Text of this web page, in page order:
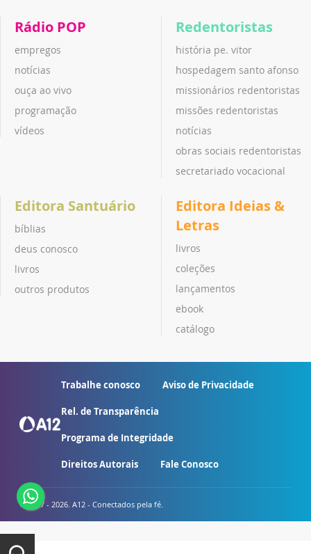
Rádio POP
empregos
notícias
ouça ao vivo
programação
vídeos
Redentoristas
história pe. vitor
hospedagem santo afonso
missionários redentoristas
missões redentoristas
notícias
obras sociais redentoristas
secretariado vocacional
Editora Santuário
bíblias
deus conosco
livros
outros produtos
Editora Ideias &
Letras
livros
coleções
lançamentos
ebook
catálogo
Trabalhe conosco Aviso de Privacidade
Rel. de Transparência
Programa de Integridade
Direitos Autorais Fale Conosco
© 2007 - 2026. A12 - Conectados pela fé.